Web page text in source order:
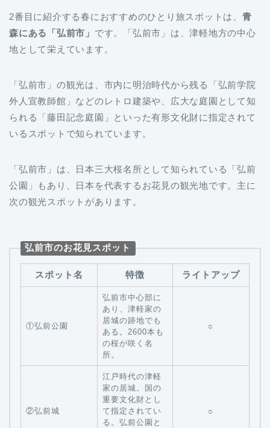
2番目に紹介する春におすすめのひとり旅スポットは、 青
森にある「弘前市」 です。「弘前市」は、津軽地方の中心
地として栄えています。
「弘前市」の観光は、市内に明治時代から残る「弘前学院
外人宣教師館」などのレトロ建築や、広大な庭園として知
られる「藤田記念庭園」といった有形文化財に指定されて
いるスポットで知られています。
「弘前市」は、日本三大桜名所として知られている「弘前
公園」もあり、日本を代表するお花見の観光地です。主に
次の観光スポットがあります。
弘前市のお花見スポット
スポット名 特徴 ライトアップ
①弘前公園
弘前市中心部に
あり、津軽家の
居城の跡地でも
ある。2600本も
の桜が咲く名
所。
○
②弘前城
江戸時代の津軽
家の居城。国の
重要文化財とし
て指定されてい
る。弘前公園と
○